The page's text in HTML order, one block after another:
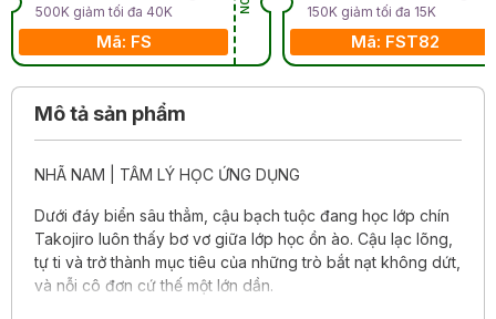
500K giảm tối đa 40K
Mã: FS
150K giảm tối đa 15K
Mã: FST82
Mô tả sản phẩm
NHÃ NAM | TÂM LÝ HỌC ỨNG DỤNG
Dưới đáy biển sâu thẳm, cậu bạch tuộc đang học lớp chín
Takojiro luôn thấy bơ vơ giữa lớp học ồn ào. Cậu lạc lõng,
tự ti và trở thành mục tiêu của những trò bắt nạt không dứt,
và nỗi cô đơn cứ thế một lớn dần.